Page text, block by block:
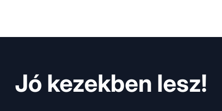
Jó kezekben lesz!